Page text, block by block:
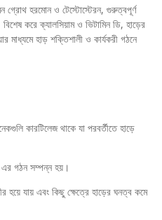
গ্রোথ হরমোন ও টেস্টোস্টেরন, গুরুত্বপূর্ণ
করে ক্যালসিয়াম ও ভিটামিন ডি, হাড়ের
মাধ্যমে হাড় শক্তিশালী ও কার্যকরী গঠনে
কারটিলেজ থাকে যা পরবর্তীতে হাড়ে
গঠন সম্পন্ন হয়।
হয়ে যায় এবং কিছু ক্ষেত্রে হাড়ের ঘনত্ব কমে